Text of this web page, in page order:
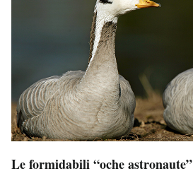
Le formidabili “oche astronaute”